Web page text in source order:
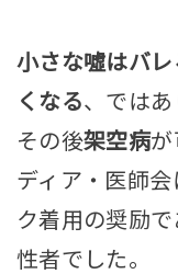
小さな噓はバ
くなる、ではあ
その後架空病が
ディア・医師
ク着用の奨励
性者でした。